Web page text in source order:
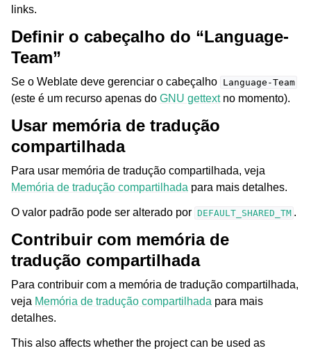
links.
Definir o cabeçalho do “Language-
Team”
Se o Weblate deve gerenciar o cabeçalho Language-Team
(este é um recurso apenas do GNU gettextno momento).
Usar memória de tradução
compartilhada
Para usar memória de tradução compartilhada, veja
Memória de tradução compartilhada para mais detalhes.
O valor padrão pode ser alterado por DEFAULT_SHARED_TM .
Contribuir com memória de
tradução compartilhada
Para contribuir com a memória de tradução compartilhada,
veja Memória de tradução compartilhada para mais
detalhes.
This also affects whether the project can be used as